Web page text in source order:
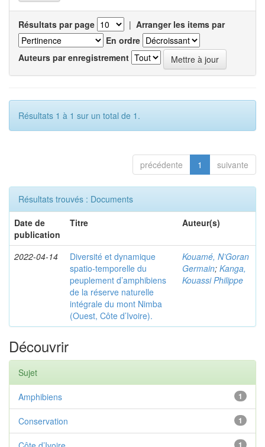
Résultats par page | Arranger les items par
En ordre
Auteurs par enregistrement
Résultats 1 à 1 sur un total de 1.
précédente 1 suivante
Résultats trouvés : Documents
Date de
publication
Titre Auteur(s)
2022-04-14
Diversité et dynamique
spatio-temporelle du
peuplement d’amphibiens
de la réserve naturelle
intégrale du mont Nimba
(Ouest, Côte d’Ivoire).
Kouamé, N’Goran
Germain; Kanga,
Kouassi Philippe
Découvrir
Sujet
1
Amphibiens
1
Conservation
1